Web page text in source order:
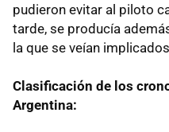
pudieron evitar al piloto
tarde, se producía
la que se veían
Clasificación de los
Argentina: